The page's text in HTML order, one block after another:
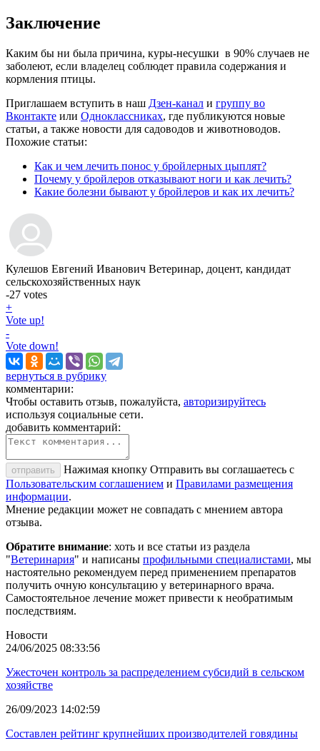
Заключение
Каким бы ни была причина, куры-несушки в 90% случаев не
заболеют, если владелец соблюдет правила содержания и
кормления птицы.
Приглашаем вступить в наш Дзен-канал и группу во
Вконтакте или Одноклассниках, где публикуются новые
статьи, а также новости для садоводов и животноводов.
Похожие статьи:
Как и чем лечить понос у бройлерных цыплят?
Почему у бройлеров отказывают ноги и как лечить?
Какие болезни бывают у бройлеров и как их лечить?
Кулешов Евгений Иванович Ветеринар, доцент, кандидат
сельскохозяйственных наук
-27 votes
+
Vote up!
-
Vote down!
вернуться в рубрику
комментарии:
Чтобы оставить отзыв, пожалуйста, авторизируйтесь
используя социальные сети.
добавить комментарий:
отправить
Нажимая кнопку Отправить вы соглашаетесь с
Пользовательским соглашением и Правилами размещения
информации.
Мнение редакции может не совпадать с мнением автора
отзыва.
Обратите внимание: хоть и все статьи из раздела
"Ветеринария" и написаны профильными специалистами, мы
настоятельно рекомендуем перед применением препаратов
получить очную консультацию у ветеринарного врача.
Самостоятельное лечение может привести к необратимым
последствиям.
Новости
24/06/2025 08:33:56
Ужесточен контроль за распределением субсидий в сельском
хозяйстве
26/09/2023 14:02:59
Составлен рейтинг крупнейших производителей говядины